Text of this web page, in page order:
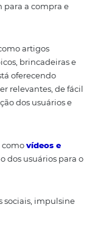
de
estratégias mais